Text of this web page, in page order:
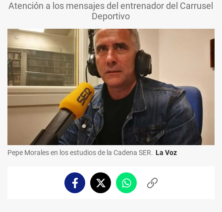
Atención a los mensajes del entrenador del Carrusel
Deportivo
Pepe Morales en los estudios de la Cadena SER. La Voz
FacebookTwitterWhatsappCopiar